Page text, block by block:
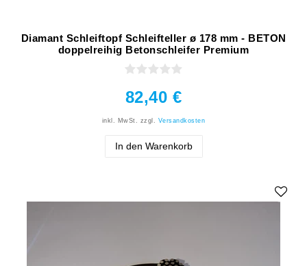
Diamant Schleiftopf Schleifteller ø 178 mm - BETON
doppelreihig Betonschleifer Premium
82,40 €
inkl. MwSt. zzgl. Versandkosten
In den Warenkorb